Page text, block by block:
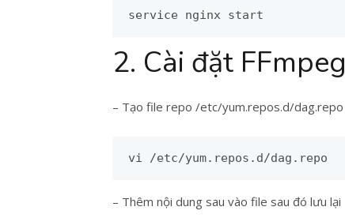
service nginx start
2. Cài đặt FFmpeg
– Tạo file repo /etc/yum.repos.d/dag.repo
vi /etc/yum.repos.d/dag.repo
– Thêm nội dung sau vào file sau đó lưu lại